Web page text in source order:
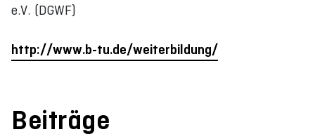
e.V. (DGWF)
http://www.b-tu.de/weiterbildung/
Beiträge